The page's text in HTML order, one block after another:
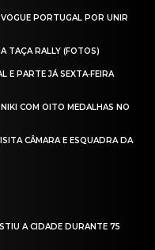
PORTUGAL POR UNIR
TAÇA RALLY (FOTOS)
E PARTE JÁ SEXTA‑FEIRA
COM OITO MEDALHAS NO
CÂMARA E ESQUADRA DA
A CIDADE DURANTE 75